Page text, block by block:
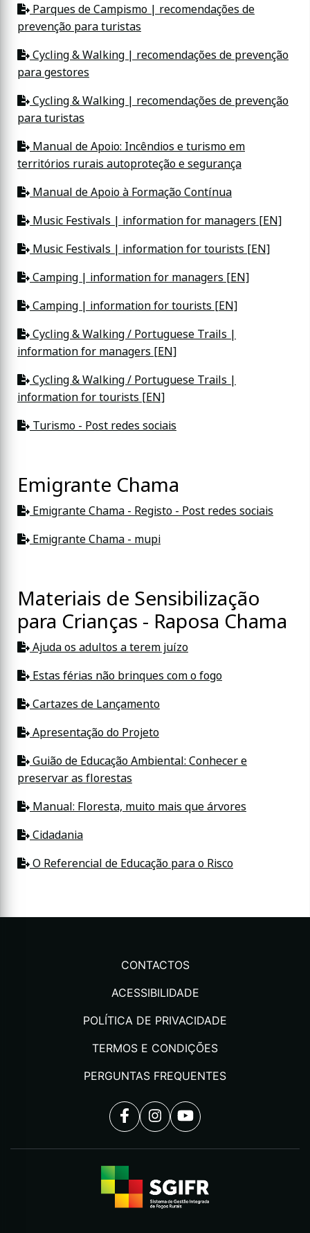
Parques de Campismo | recomendações de
prevenção para turistas
Cycling & Walking | recomendações de prevenção
para gestores
Cycling & Walking | recomendações de prevenção
para turistas
Manual de Apoio: Incêndios e turismo em
territórios rurais autoproteção e segurança
Manual de Apoio à Formação Contínua
Music Festivals | information for managers [EN]
Music Festivals | information for tourists [EN]
Camping | information for managers [EN]
Camping | information for tourists [EN]
Cycling & Walking / Portuguese Trails |
information for managers [EN]
Cycling & Walking / Portuguese Trails |
information for tourists [EN]
Turismo - Post redes sociais
Emigrante Chama
Emigrante Chama - Registo - Post redes sociais
Emigrante Chama - mupi
Materiais de Sensibilização
para Crianças - Raposa Chama
Ajuda os adultos a terem juízo
Estas férias não brinques com o fogo
Cartazes de Lançamento
Apresentação do Projeto
Guião de Educação Ambiental: Conhecer e
preservar as florestas
Manual: Floresta, muito mais que árvores
Cidadania
O Referencial de Educação para o Risco
CONTACTOS
ACESSIBILIDADE
POLÍTICA DE PRIVACIDADE
TERMOS E CONDIÇÕES
PERGUNTAS FREQUENTES